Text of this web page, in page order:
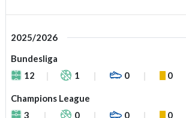
2025/2026
Bundesliga
12
1 0 0
Champions League
3
0 0 0